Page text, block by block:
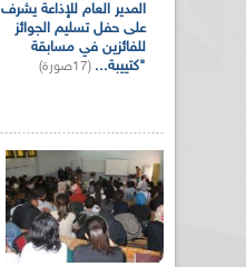
المدير العام للإذاعة يشرف
على حفل تسليم الجوائز
للفائزين في مسابقة
"كتييبة... (17صورة)